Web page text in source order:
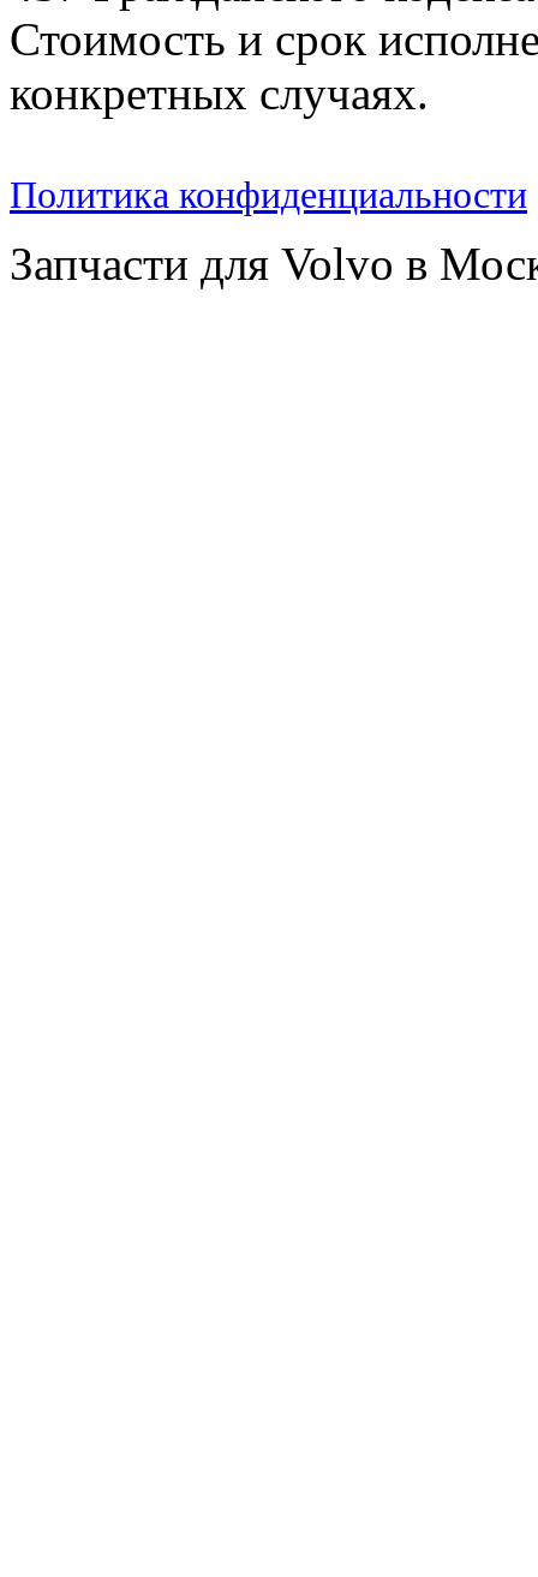
Стоимость и срок
конкретных случаях.
Политика конфиденциальности
Запчасти для Volvo в